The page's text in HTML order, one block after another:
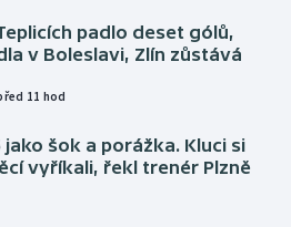
padlo deset gólů,
v Boleslavi, Zlín zůstává
11 hod
jako šok a porážka. Kluci si
vyříkali, řekl trenér Plzně